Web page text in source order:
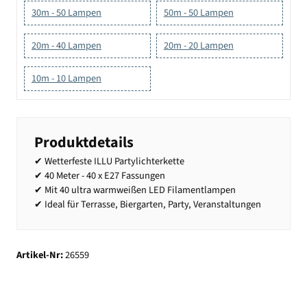
30m - 50 Lampen 50m - 50 Lampen
20m - 40 Lampen 20m - 20 Lampen
10m - 10 Lampen
Produktdetails
✔ Wetterfeste ILLU Partylichterkette
✔ 40 Meter - 40 x E27 Fassungen
✔ Mit 40 ultra warmweißen LED Filamentlampen
✔ Ideal für Terrasse, Biergarten, Party, Veranstaltungen
Artikel-Nr:26559